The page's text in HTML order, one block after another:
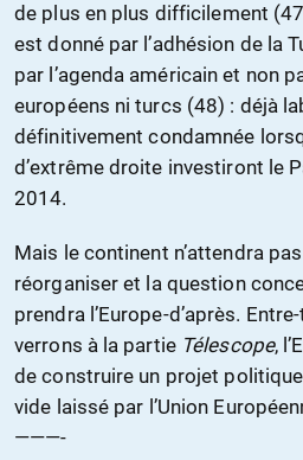
de plus en plus difficilement
est donné par l’adhésion de la
par l’agenda américain et non
européens ni turcs (48) : déjà
définitivement condamnée
d’extrême droite investiront le
2014.
Mais le continent n’attendra
réorganiser et la question
prendra l’Europe-d’après.
verrons à la partie Télescope,
de construire un projet
vide laissé par l’Union
———-